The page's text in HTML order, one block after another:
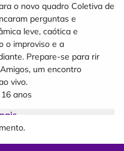
o novo quadro Coletiva de
perguntas e
leve, caótica e
o improviso e a
Prepare-se para rir
um encontro
vivo.
anos
é um ingresso
e documento com